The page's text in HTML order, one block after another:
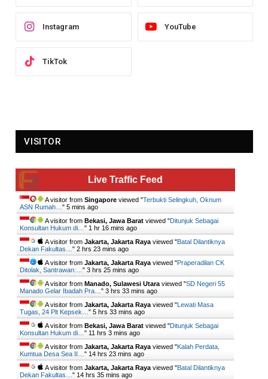
Instagram YouTube
TikTok
VISITOR
Live Traffic Feed
A visitor from Singapore viewed "Terbukti Selingkuh, Oknum
ASN Rumah… " 5 mins ago
A visitor from Bekasi, Jawa Barat viewed "Ditunjuk Sebagai
Konsultan Hukum di… " 1 hr 16 mins ago
A visitor from Jakarta, Jakarta Raya viewed "Batal Dilantiknya
Dekan Fakultas… " 2 hrs 23 mins ago
A visitor from Jakarta, Jakarta Raya viewed "Praperadilan CK
Ditolak, Santrawan:… " 3 hrs 25 mins ago
A visitor from Manado, Sulawesi Utara viewed "SD Negeri 55
Manado Gelar Ibadah Pra… " 3 hrs 33 mins ago
A visitor from Jakarta, Jakarta Raya viewed "Lewati Masa
Tugas, 24 Plt Kepsek… " 5 hrs 33 mins ago
A visitor from Bekasi, Jawa Barat viewed "Ditunjuk Sebagai
Konsultan Hukum di… " 11 hrs 3 mins ago
A visitor from Jakarta, Jakarta Raya viewed "Kalah Perdata,
Kumtua Desa Sea II… " 14 hrs 23 mins ago
A visitor from Jakarta, Jakarta Raya viewed "Batal Dilantiknya
Dekan Fakultas… " 14 hrs 36 mins ago